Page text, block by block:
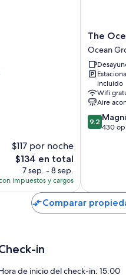
$117 por noche
El
precio
actual
es
$134 en total
7 sep. - 8 sep.
impuestos y cargos
The
Ocean
Plaza
Ocean
Grove
The
Ocean
incluido
Wifi
Aire
9.2
de
9.2
430
Comparar
in
de inicio del check-in: 15:00